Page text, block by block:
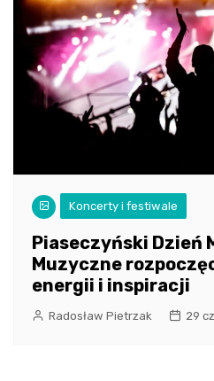
Koncerty i festiwale
Piaseczyński Dzień
Muzyczne
energii i inspiracji
Radosław Pietrzak 29